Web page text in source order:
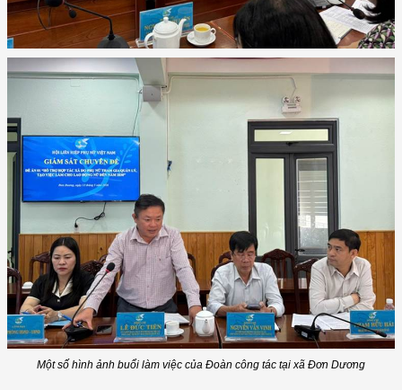
Một số hình ảnh buổi làm việc của Đoàn công tác tại xã Đơn Dương